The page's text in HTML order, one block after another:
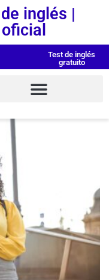
inglés |
Test de inglés
gratuito